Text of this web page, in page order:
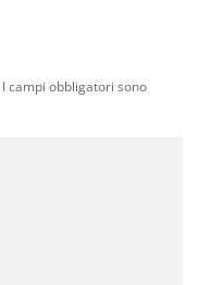
I campi obbligatori sono